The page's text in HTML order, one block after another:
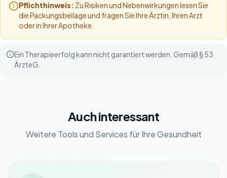
Pflichthinweis: Zu Risiken und Nebenwirkungen lesen Sie
die Packungsbeilage und fragen Sie Ihre Ärztin, Ihren Arzt
oder in Ihrer Apotheke.
Ein Therapieerfolg kann nicht garantiert werden. Gemäß § 53
ÄrzteG.
Auch interessant
Weitere Tools und Services für Ihre Gesundheit